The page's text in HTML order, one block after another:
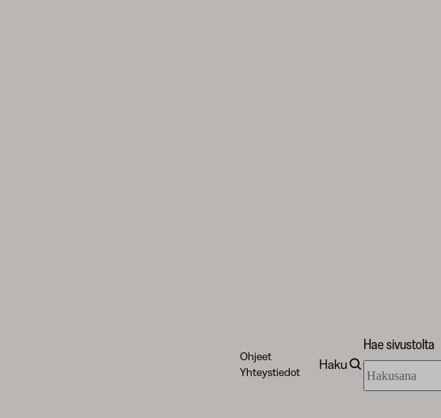
Ohjeet
Yhteystiedot
Haku
Hae sivustolta
sivustolta